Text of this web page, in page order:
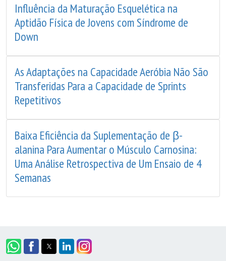
Influência da Maturação Esquelética na
Aptidão Física de Jovens com Síndrome de
Down
As Adaptações na Capacidade Aeróbia Não São
Transferidas Para a Capacidade de Sprints
Repetitivos
Baixa Eficiência da Suplementação de β-
alanina Para Aumentar o Músculo Carnosina:
Uma Análise Retrospectiva de Um Ensaio de 4
Semanas